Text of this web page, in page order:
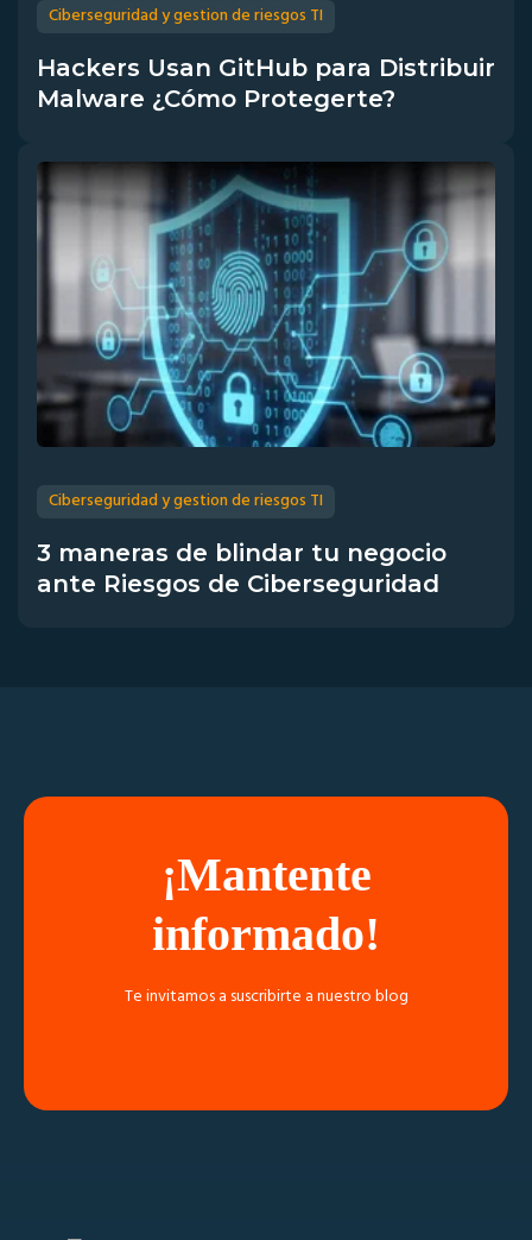
Ciberseguridad y gestion de riesgos TI
Hackers Usan GitHub para Distribuir
Malware ¿Cómo Protegerte?
Ciberseguridad y gestion de riesgos TI
3 maneras de blindar tu negocio
ante Riesgos de Ciberseguridad
¡Mantente
informado!
Te invitamos a suscribirte a nuestro blog